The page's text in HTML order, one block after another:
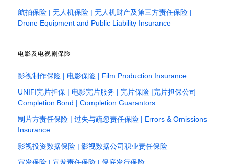
航拍保险 | 无人机保险 | 无人机财产及第三方责任保险 |
Drone Equipment and Public Liability Insurance
电影及电视剧保险
影视制作保险 | 电影保险 | Film Production Insurance
UNIFI完片担保 | 电影完片服务 | 完片保险 |完片担保公司
Completion Bond | Completion Guarantors
制片方责任保险 | 过失与疏忽责任保险 | Errors & Omissions
Insurance
影视投资数据保险 | 影视数据公司职业责任保险
宣发保险 | 宣发责任保险 | 保底发行保险